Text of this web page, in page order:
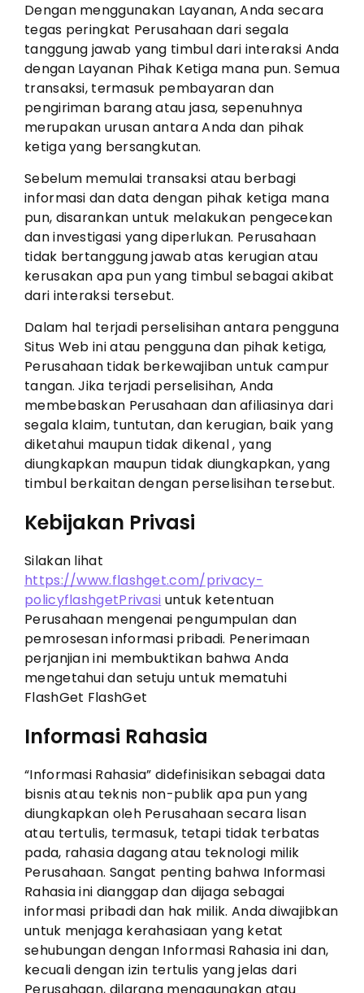
Dengan menggunakan Layanan, Anda secara
tegas peringkat Perusahaan dari segala
tanggung jawab yang timbul dari interaksi Anda
dengan Layanan Pihak Ketiga mana pun. Semua
transaksi, termasuk pembayaran dan
pengiriman barang atau jasa, sepenuhnya
merupakan urusan antara Anda dan pihak
ketiga yang bersangkutan.
Sebelum memulai transaksi atau berbagi
informasi dan data dengan pihak ketiga mana
pun, disarankan untuk melakukan pengecekan
dan investigasi yang diperlukan. Perusahaan
tidak bertanggung jawab atas kerugian atau
kerusakan apa pun yang timbul sebagai akibat
dari interaksi tersebut.
Dalam hal terjadi perselisihan antara pengguna
Situs Web ini atau pengguna dan pihak ketiga,
Perusahaan tidak berkewajiban untuk campur
tangan. Jika terjadi perselisihan, Anda
membebaskan Perusahaan dan afiliasinya dari
segala klaim, tuntutan, dan kerugian, baik yang
diketahui maupun tidak dikenal , yang
diungkapkan maupun tidak diungkapkan, yang
timbul berkaitan dengan perselisihan tersebut.
Kebijakan Privasi
Silakan lihat
https://www.flashget.com/privacy-
policyflashgetPrivasi untuk ketentuan
Perusahaan mengenai pengumpulan dan
pemrosesan informasi pribadi. Penerimaan
perjanjian ini membuktikan bahwa Anda
mengetahui dan setuju untuk mematuhi
FlashGet FlashGet
Informasi Rahasia
“Informasi Rahasia” didefinisikan sebagai data
bisnis atau teknis non-publik apa pun yang
diungkapkan oleh Perusahaan secara lisan
atau tertulis, termasuk, tetapi tidak terbatas
pada, rahasia dagang atau teknologi milik
Perusahaan. Sangat penting bahwa Informasi
Rahasia ini dianggap dan dijaga sebagai
informasi pribadi dan hak milik. Anda diwajibkan
untuk menjaga kerahasiaan yang ketat
sehubungan dengan Informasi Rahasia ini dan,
kecuali dengan izin tertulis yang jelas dari